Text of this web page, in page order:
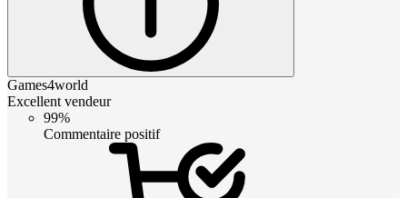
Games4world
Excellent vendeur
99%
Commentaire positif